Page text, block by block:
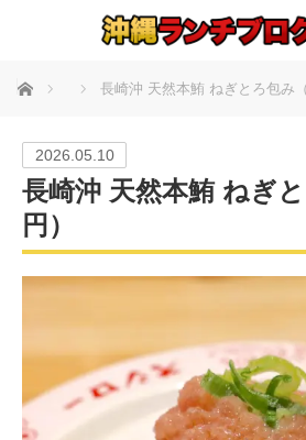
ホーム 長崎沖 天然本鮪 ねぎとろ包み（
2026.05.10
長崎沖 天然本鮪 ねぎ
円）